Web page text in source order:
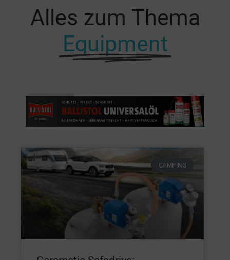
Alles zum Thema
Equipment
CAMPING